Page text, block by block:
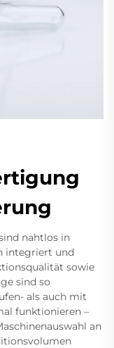
nahtlos in
integriert und
sowie
sind so
als auch mit
funktionieren –
an